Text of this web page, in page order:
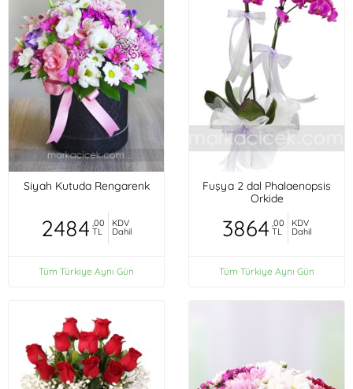
Siyah Kutuda Rengarenk
2484 ,00
TL
KDV
Dahil
Tüm Türkiye Aynı Gün
Fuşya 2 dal Phalaenopsis
Orkide
3864 ,00
TL
KDV
Dahil
Tüm Türkiye Aynı Gün